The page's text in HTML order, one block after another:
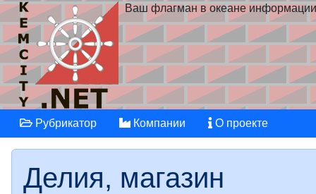
Ваш флагман в океане информации
Рубрикатор Компании О проекте
Делия, магазин